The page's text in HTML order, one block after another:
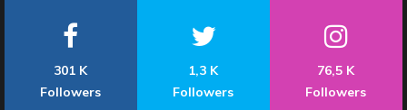
301 K
Followers
1,3 K
Followers
76,5 K
Followers